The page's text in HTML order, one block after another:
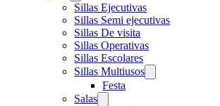
Sillas Ejecutivas
Sillas Semi ejecutivas
Sillas De visita
Sillas Operativas
Sillas Escolares
Sillas Multiusos
Festa
Salas